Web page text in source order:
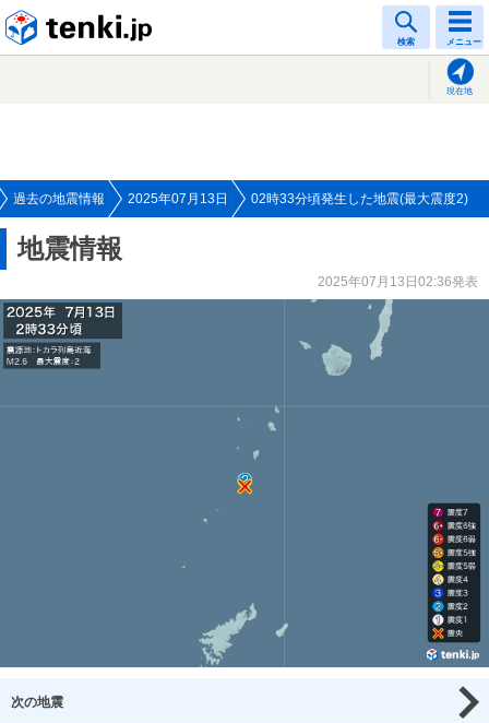
検索 メニュー
現在地
過去の地震情報 2025年07月13日 02時33分頃発生した地震(最大震度2)
地震情報
2025年07月13日02:36発表
次の地震